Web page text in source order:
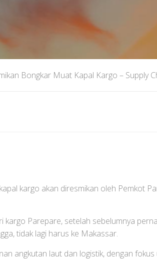
Bongkar Muat Kapal Kargo – Supply
kargo akan diresmikan oleh Pemkot
kargo Parepare, setelah sebelumnya
tidak lagi harus ke Makassar.
angkutan laut dan logistik, dengan